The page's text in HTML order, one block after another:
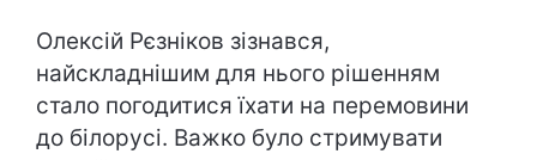
Олексій Рєзніков зізнався,
найскладнішим для нього рішенням
стало погодитися їхати на перемовини
до білорусі. Важко було стримувати